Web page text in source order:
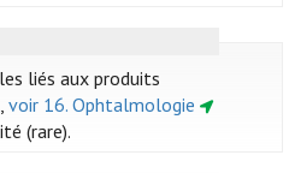
liés aux produits
voir 16. Ophtalmologie
(rare).